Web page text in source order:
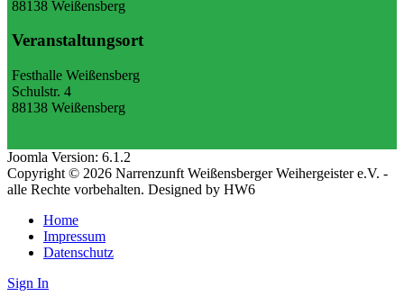
88138 Weißensberg
Veranstaltungsort
Festhalle Weißensberg
Schulstr. 4
88138 Weißensberg
Joomla Version: 6.1.2
Copyright © 2026 Narrenzunft Weißensberger Weihergeister e.V. -
alle Rechte vorbehalten. Designed by HW6
Home
Impressum
Datenschutz
Sign In